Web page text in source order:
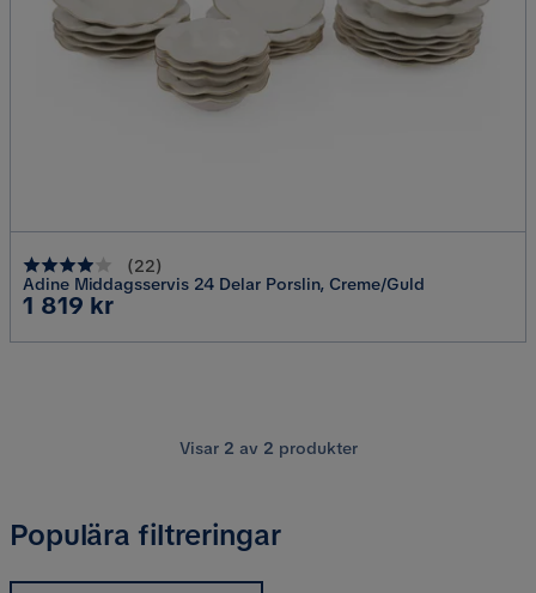
(22)
Adine Middagsservis 24 Delar Porslin, Creme/Guld
Pris
1 819 kr
Visar 2 av 2 produkter
Populära filtreringar